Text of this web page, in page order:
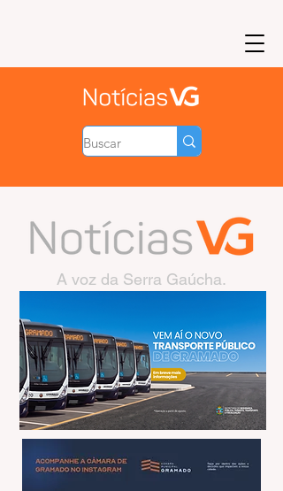
A voz da Serra Gaúcha.